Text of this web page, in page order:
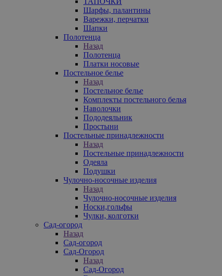
Шарфы, палантины
Варежки, перчатки
Шапки
Полотенца
Назад
Полотенца
Платки носовые
Постельное белье
Назад
Постельное белье
Комплекты постельного белья
Наволочки
Пододеяльник
Простыни
Постельные принадлежности
Назад
Постельные принадлежности
Одеяла
Подушки
Чулочно-носочные изделия
Назад
Чулочно-носочные изделия
Носки,гольфы
Чулки, колготки
Сад-огород
Назад
Сад-огород
Сад-Огород
Назад
Сад-Огород